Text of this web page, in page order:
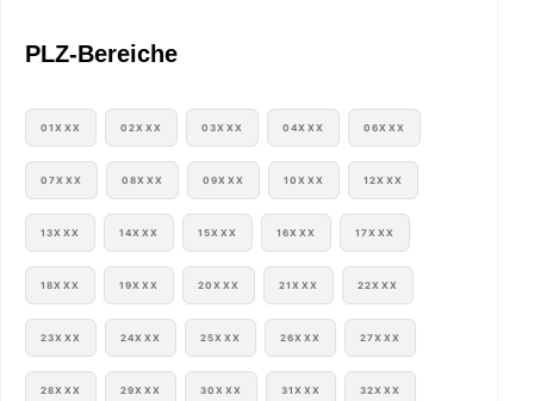
PLZ-Bereiche
01XXX 02XXX 03XXX 04XXX 06XXX
07XXX 08XXX 09XXX 10XXX 12XXX
13XXX 14XXX 15XXX 16XXX 17XXX
18XXX 19XXX 20XXX 21XXX 22XXX
23XXX 24XXX 25XXX 26XXX 27XXX
28XXX 29XXX 30XXX 31XXX 32XXX